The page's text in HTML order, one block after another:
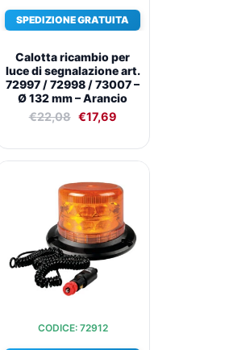
SPEDIZIONE GRATUITA
Calotta ricambio per
luce di segnalazione art.
72997 / 72998 / 73007 –
Ø 132 mm – Arancio
€22,08 €17,69
CODICE: 72912
prezzo
originale
era:
€153,11.
attuale
è:
€108,10.